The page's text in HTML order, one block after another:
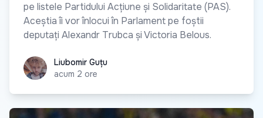
pe listele Partidului Acțiune și Solidaritate (PAS).
Aceștia îi vor înlocui în Parlament pe foștii
deputați Alexandr Trubca și Victoria Belous.
Liubomir Guțu
Liubomir Guțu
acum 2 ore